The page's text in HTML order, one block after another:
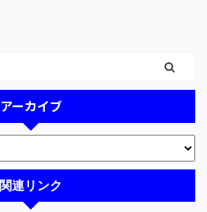
アーカイブ
関連リンク